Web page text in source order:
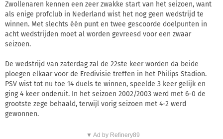
Zwollenaren kennen een zeer zwakke start van het seizoen, want
als enige profclub in Nederland wist het nog geen wedstrijd te
winnen. Met slechts één punt en twee gescoorde doelpunten in
acht wedstrijden moet al worden gevreesd voor een zwaar
seizoen.
De wedstrijd van zaterdag zal de 22ste keer worden da beide
ploegen elkaar voor de Eredivisie treffen in het Philips Stadion.
PSV wist tot nu toe 14 duels te winnen, speelde 3 keer gelijk en
ging 4 keer onderuit. In het seizoen 2002/2003 werd met 6-0 de
grootste zege behaald, terwijl vorig seizoen met 4-2 werd
gewonnen.
▼ Ad by Refinery89